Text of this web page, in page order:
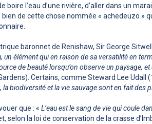
boire l’eau d’une rivière, d’aller dans un
bien de cette chose nommée « achedeuzo
baronnet de Renishaw, Sir George
un élément qui en raison de sa versatilité en
de beauté lorsqu’on observe un paysage,
Certains, comme Steward Lee
la biodiversité et la vie sauvage sont en fait des
que : « L’eau est le sang de vie qui coule
selon la loi de conservation de la crasse